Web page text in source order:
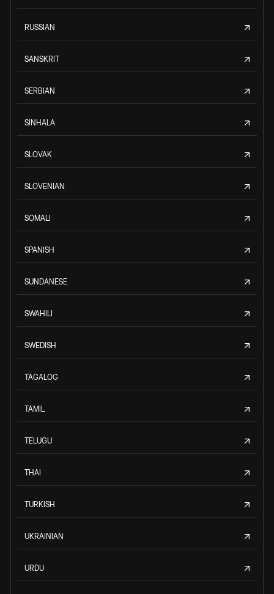
RUSSIAN
SANSKRIT
SERBIAN
SINHALA
SLOVAK
SLOVENIAN
SOMALI
SPANISH
SUNDANESE
SWAHILI
SWEDISH
TAGALOG
TAMIL
TELUGU
THAI
TURKISH
UKRAINIAN
URDU